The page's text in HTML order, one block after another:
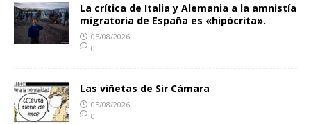
La crítica de Italia y Alemania a la amnistía
migratoria de España es «hipócrita».
05/08/2026
0
Las viñetas de Sir Cámara
05/08/2026
0